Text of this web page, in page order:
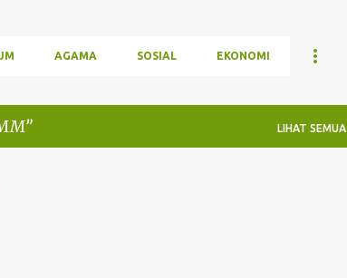
AGAMA SOSIAL EKONOMI
LIHAT SEMUA